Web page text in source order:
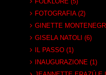
FOTOGRAFIA (2)
GINETTE
GISELA NATOLI (6)
IL PASSO (1)
INAUGURAZIONE (1)